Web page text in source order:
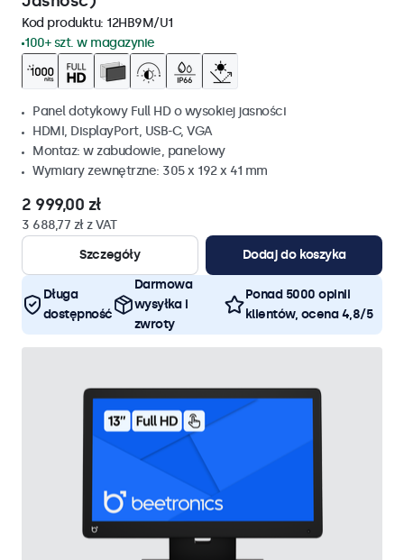
Kod produktu: 12HB9M/U1
100+ szt. w magazynie
Panel dotykowy Full HD o wysokiej jasności
HDMI, DisplayPort, USB-C, VGA
Montaz: w zabudowie, panelowy
Wymiary zewnętrzne: 305 x 192 x 41 mm
2 999,00 zł
3 688,77 zł z VAT
Szczegóły
Dodaj do koszyka
Długa
dostępność
Darmowa
wysyłka i
zwroty
Ponad 5000 opinii
klientów, ocena 4,8/5